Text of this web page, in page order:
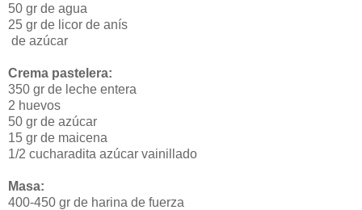
50 gr de agua
25 gr de licor de anís
de azúcar
Crema pastelera:
350 gr de leche entera
2 huevos
50 gr de azúcar
15 gr de maicena
1/2 cucharadita azúcar vainillado
Masa:
400-450 gr de harina de fuerza